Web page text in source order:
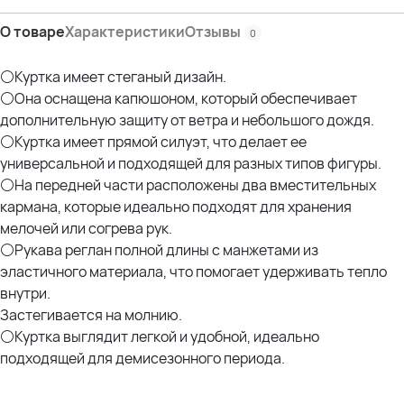
О товареХарактеристикиОтзывы 0
⚪Куртка имеет стеганый дизайн.
⚪Она оснащена капюшоном, который обеспечивает
дополнительную защиту от ветра и небольшого дождя.
⚪Куртка имеет прямой силуэт, что делает ее
универсальной и подходящей для разных типов фигуры.
⚪На передней части расположены два вместительных
кармана, которые идеально подходят для хранения
мелочей или согрева рук.
⚪Рукава реглан полной длины с манжетами из
эластичного материала, что помогает удерживать тепло
внутри.
Застегивается на молнию.
⚪Куртка выглядит легкой и удобной, идеально
подходящей для демисезонного периода.